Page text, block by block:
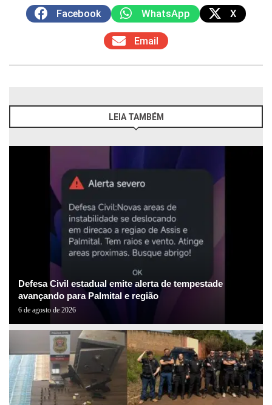
Facebook WhatsApp X
Email
LEIA TAMBÉM
Defesa Civil estadual emite alerta de tempestade
avançando para Palmital e região
6 de agosto de 2026